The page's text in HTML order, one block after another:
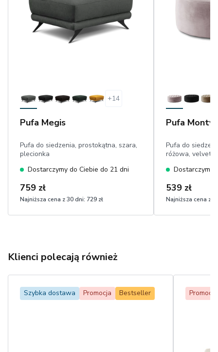
+14
Pufa Megis
Pufa do siedzenia, prostokątna, szara,
plecionka
Dostarczymy do Ciebie do 21 dni
759 zł
Najniższa cena z 30 dni: 729 zł
Pufa Monty
Pufa do
różowa, velvet
Dostarczymy
539 zł
Najniższa cena z
Klienci polecają również
Szybka dostawa Promocja Bestseller Promocja